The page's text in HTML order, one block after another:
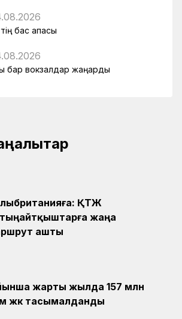
бас қақпасы
бар вокзалдар жаңарды
ҚТЖ
жаңа
ашты
жарты жылда 157 млн
жүк тасымалданды